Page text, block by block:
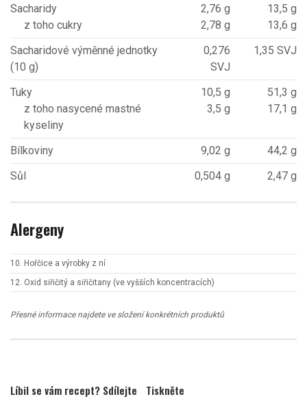
Sacharidy
z toho cukry
2,76 g
2,78 g
13,5 g
13,6 g
Sacharidové výměnné jednotky
(10 g)
0,276
SVJ
1,35 SVJ
Tuky
z toho nasycené mastné
kyseliny
10,5 g
3,5 g
51,3 g
17,1 g
Bílkoviny 9,02 g
44,2 g
Sůl
0,504 g 2,47 g
Alergeny
10. Hořčice a výrobky z ní
12. Oxid siřičitý a siřičitany (ve vyšších koncentracích)
Přesné informace najdete ve složení konkrétních produktů
Líbil se vám recept? Sdílejte Tiskněte